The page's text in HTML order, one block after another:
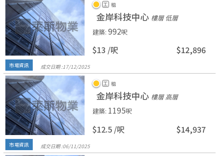
工 租
金岸科技中心 樓層 低層
建築: 992呎
$13 /呎 $12,896
市場資訊 成交日期 :17/12/2025
工 租
金岸科技中心 樓層 高層
建築: 1195呎
$12.5 /呎 $14,937
市場資訊 成交日期 :06/11/2025